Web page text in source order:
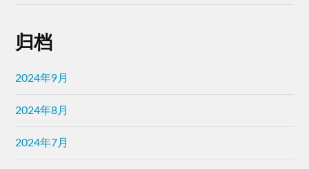
归档
2024年9月
2024年8月
2024年7月